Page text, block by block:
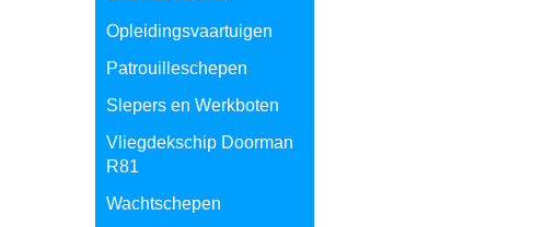
Opleidingsvaartuigen
Patrouilleschepen
Slepers en Werkboten
Vliegdekschip Doorman
R81
Wachtschepen